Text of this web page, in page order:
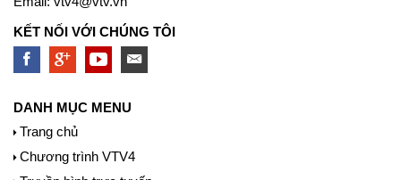
KẾT NỐI VỚI CHÚNG TÔI
DANH MỤC MENU
Trang chủ
Chương trình VTV4